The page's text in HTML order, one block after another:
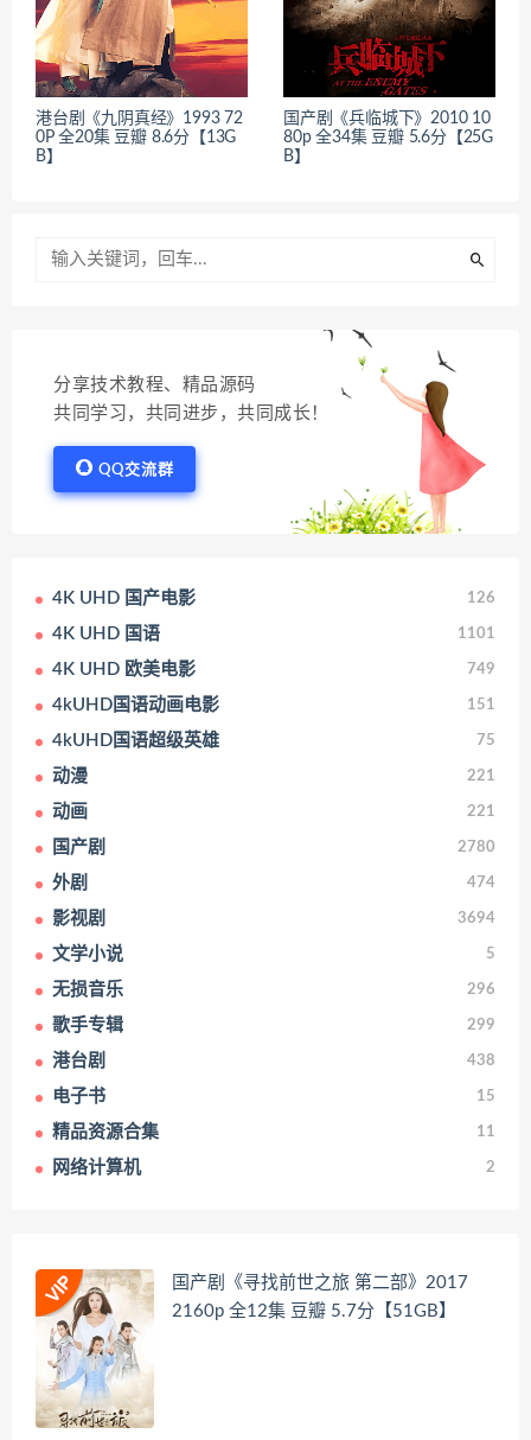
港台剧《九阴真经》1993 72
0P 全20集 豆瓣 8.6分【13G
B】
国产剧《兵临城下》2010 10
80p 全34集 豆瓣 5.6分【25G
B】
分享技术教程、精品源码
共同学习，共同进步，共同成长！
QQ交流群
4K UHD 国产电影 126
4K UHD 国语 1101
4K UHD 欧美电影 749
4kUHD国语动画电影 151
4kUHD国语超级英雄 75
动漫 221
动画 221
国产剧 2780
外剧 474
影视剧 3694
文学小说 5
无损音乐 296
歌手专辑 299
港台剧 438
电子书 15
精品资源合集 11
网络计算机 2
国产剧《寻找前世之旅 第二部》2017
2160p 全12集 豆瓣 5.7分【51GB】